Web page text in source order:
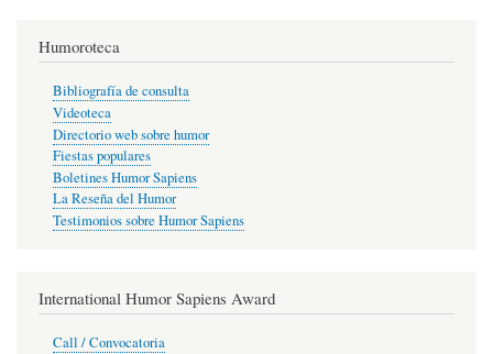
Humoroteca
Bibliografía de consulta
Videoteca
Directorio web sobre humor
Fiestas populares
Boletines Humor Sapiens
La Reseña del Humor
Testimonios sobre Humor Sapiens
International Humor Sapiens Award
Call / Convocatoria